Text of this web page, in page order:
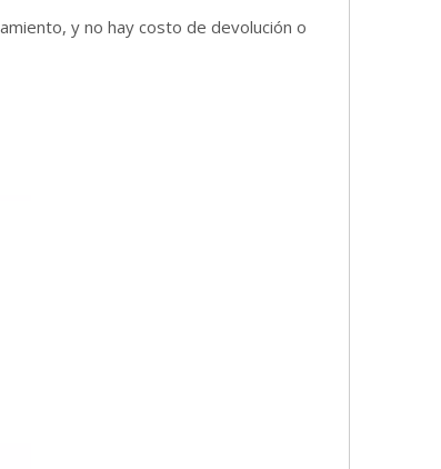
y no hay costo de devolución o